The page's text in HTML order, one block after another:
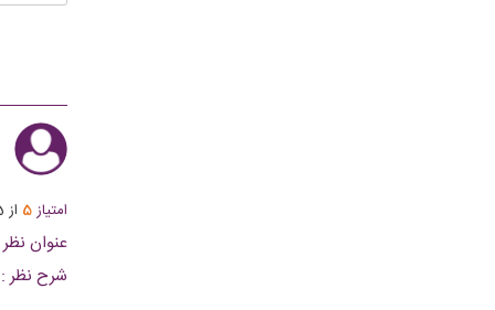
امتیاز5 از
عنوان
شرح نظر :